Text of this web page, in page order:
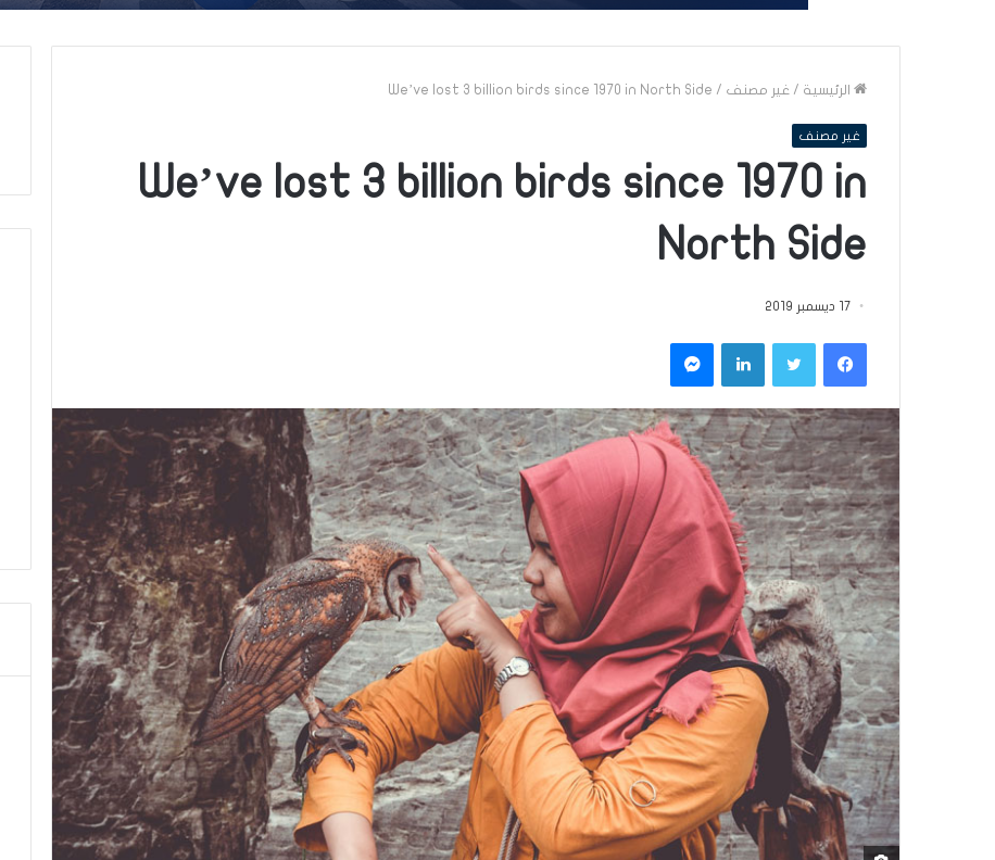
الرئيسية / غير مصنف /
We’ve lost 3 billion birds since 1970 in North Side
غير مصنف
We’ve lost 3 billion birds since 1970 in
North Side
17 ديسمبر 2019
فيسبوكتويتر لينكدإن ماسنجر